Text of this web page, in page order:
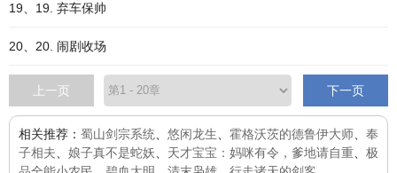
19、19. 弃车保帅
20、20. 闹剧收场
上一页 下一页
相关推荐： 蜀山剑宗系统 悠闲龙生 霍格沃茨的德鲁伊大师
奉
子相夫
娘子真不是蛇妖 天才宝宝：妈咪有令，爹地请自重
极